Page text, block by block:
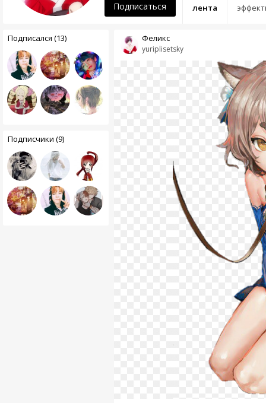
лента
Подписаться
Подписался (13)
Подписчики (9)
yuriplisetsky
Феликс